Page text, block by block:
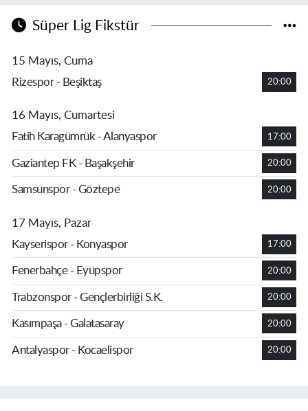
Süper Lig Fikstür
15 Mayıs, Cuma
Rizespor - Beşiktaş
20:00
16 Mayıs, Cumartesi
Fatih Karagümrük - Alanyaspor
17:00
Gaziantep FK - Başakşehir 20:00
Samsunspor - Göztepe 20:00
17 Mayıs, Pazar
Kayserispor - Konyaspor
17:00
Fenerbahçe - Eyüpspor 20:00
Trabzonspor - Gençlerbirliği S.K. 20:00
Kasımpaşa - Galatasaray 20:00
Antalyaspor - Kocaelispor 20:00